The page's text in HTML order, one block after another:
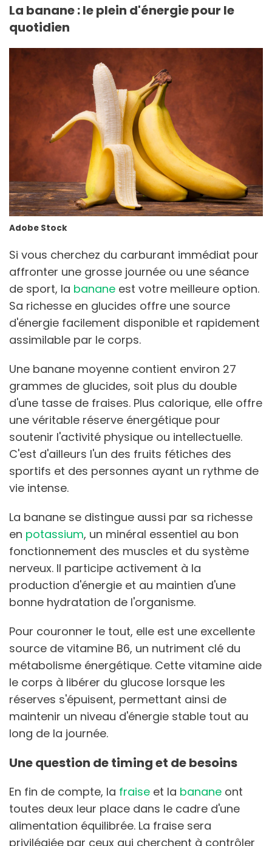
La banane : le plein d'énergie pour le
quotidien
Adobe Stock
Si vous cherchez du carburant immédiat pour
affronter une grosse journée ou une séance
de sport, la banane est votre meilleure option.
Sa richesse en glucides offre une source
d'énergie facilement disponible et rapidement
assimilable par le corps.
Une banane moyenne contient environ 27
grammes de glucides, soit plus du double
d'une tasse de fraises. Plus calorique, elle offre
une véritable réserve énergétique pour
soutenir l'activité physique ou intellectuelle.
C'est d'ailleurs l'un des fruits fétiches des
sportifs et des personnes ayant un rythme de
vie intense.
La banane se distingue aussi par sa richesse
en potassium, un minéral essentiel au bon
fonctionnement des muscles et du système
nerveux. Il participe activement à la
production d'énergie et au maintien d'une
bonne hydratation de l'organisme.
Pour couronner le tout, elle est une excellente
source de vitamine B6, un nutriment clé du
métabolisme énergétique. Cette vitamine aide
le corps à libérer du glucose lorsque les
réserves s'épuisent, permettant ainsi de
maintenir un niveau d'énergie stable tout au
long de la journée.
Une question de timing et de besoins
En fin de compte, la fraise et la banane ont
toutes deux leur place dans le cadre d'une
alimentation équilibrée. La fraise sera
privilégiée par ceux qui cherchent à contrôler